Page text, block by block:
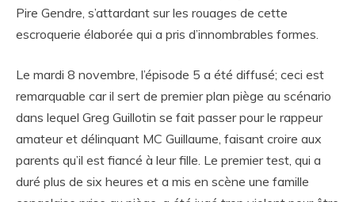
Pire Gendre, s’attardant sur les rouages de cette
escroquerie élaborée qui a pris d’innombrables formes.
Le mardi 8 novembre, l’épisode 5 a été diffusé; ceci est
remarquable car il sert de premier plan piège au scénario
dans lequel Greg Guillotin se fait passer pour le rappeur
amateur et délinquant MC Guillaume, faisant croire aux
parents qu’il est fiancé à leur fille. Le premier test, qui a
duré plus de six heures et a mis en scène une famille